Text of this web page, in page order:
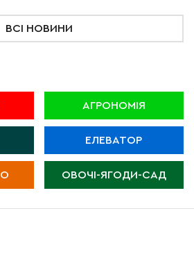
ВСІ НОВИНИ
АГРОНОМІЯ
ЕЛЕВАТОР
ОВОЧІ-ЯГОДИ-САД